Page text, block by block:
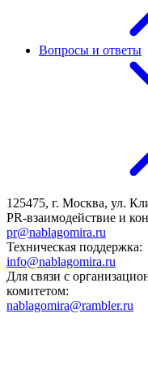
Вопросы и ответы
125475, г. Москва, ул.
PR-взаимодействие и
pr@nablagomira.ru
Техническая поддержка:
info@nablagomira.ru
Для связи с
комитетом:
nablagomira@rambler.ru